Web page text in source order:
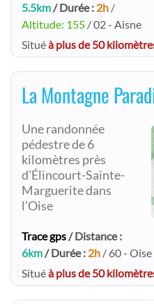
5.5km/ Durée : 2h /
Altitude: 155 / 02 - Aisne
Situéà plus de 50
La Montagne
Une randonnée
pédestre de 6
kilomètres près
d'Élincourt-Sainte-
Marguerite dans
l'Oise
Trace gps/ Distance :
6km/ Durée : 2h / 60 - Oise
Situéà plus de 50